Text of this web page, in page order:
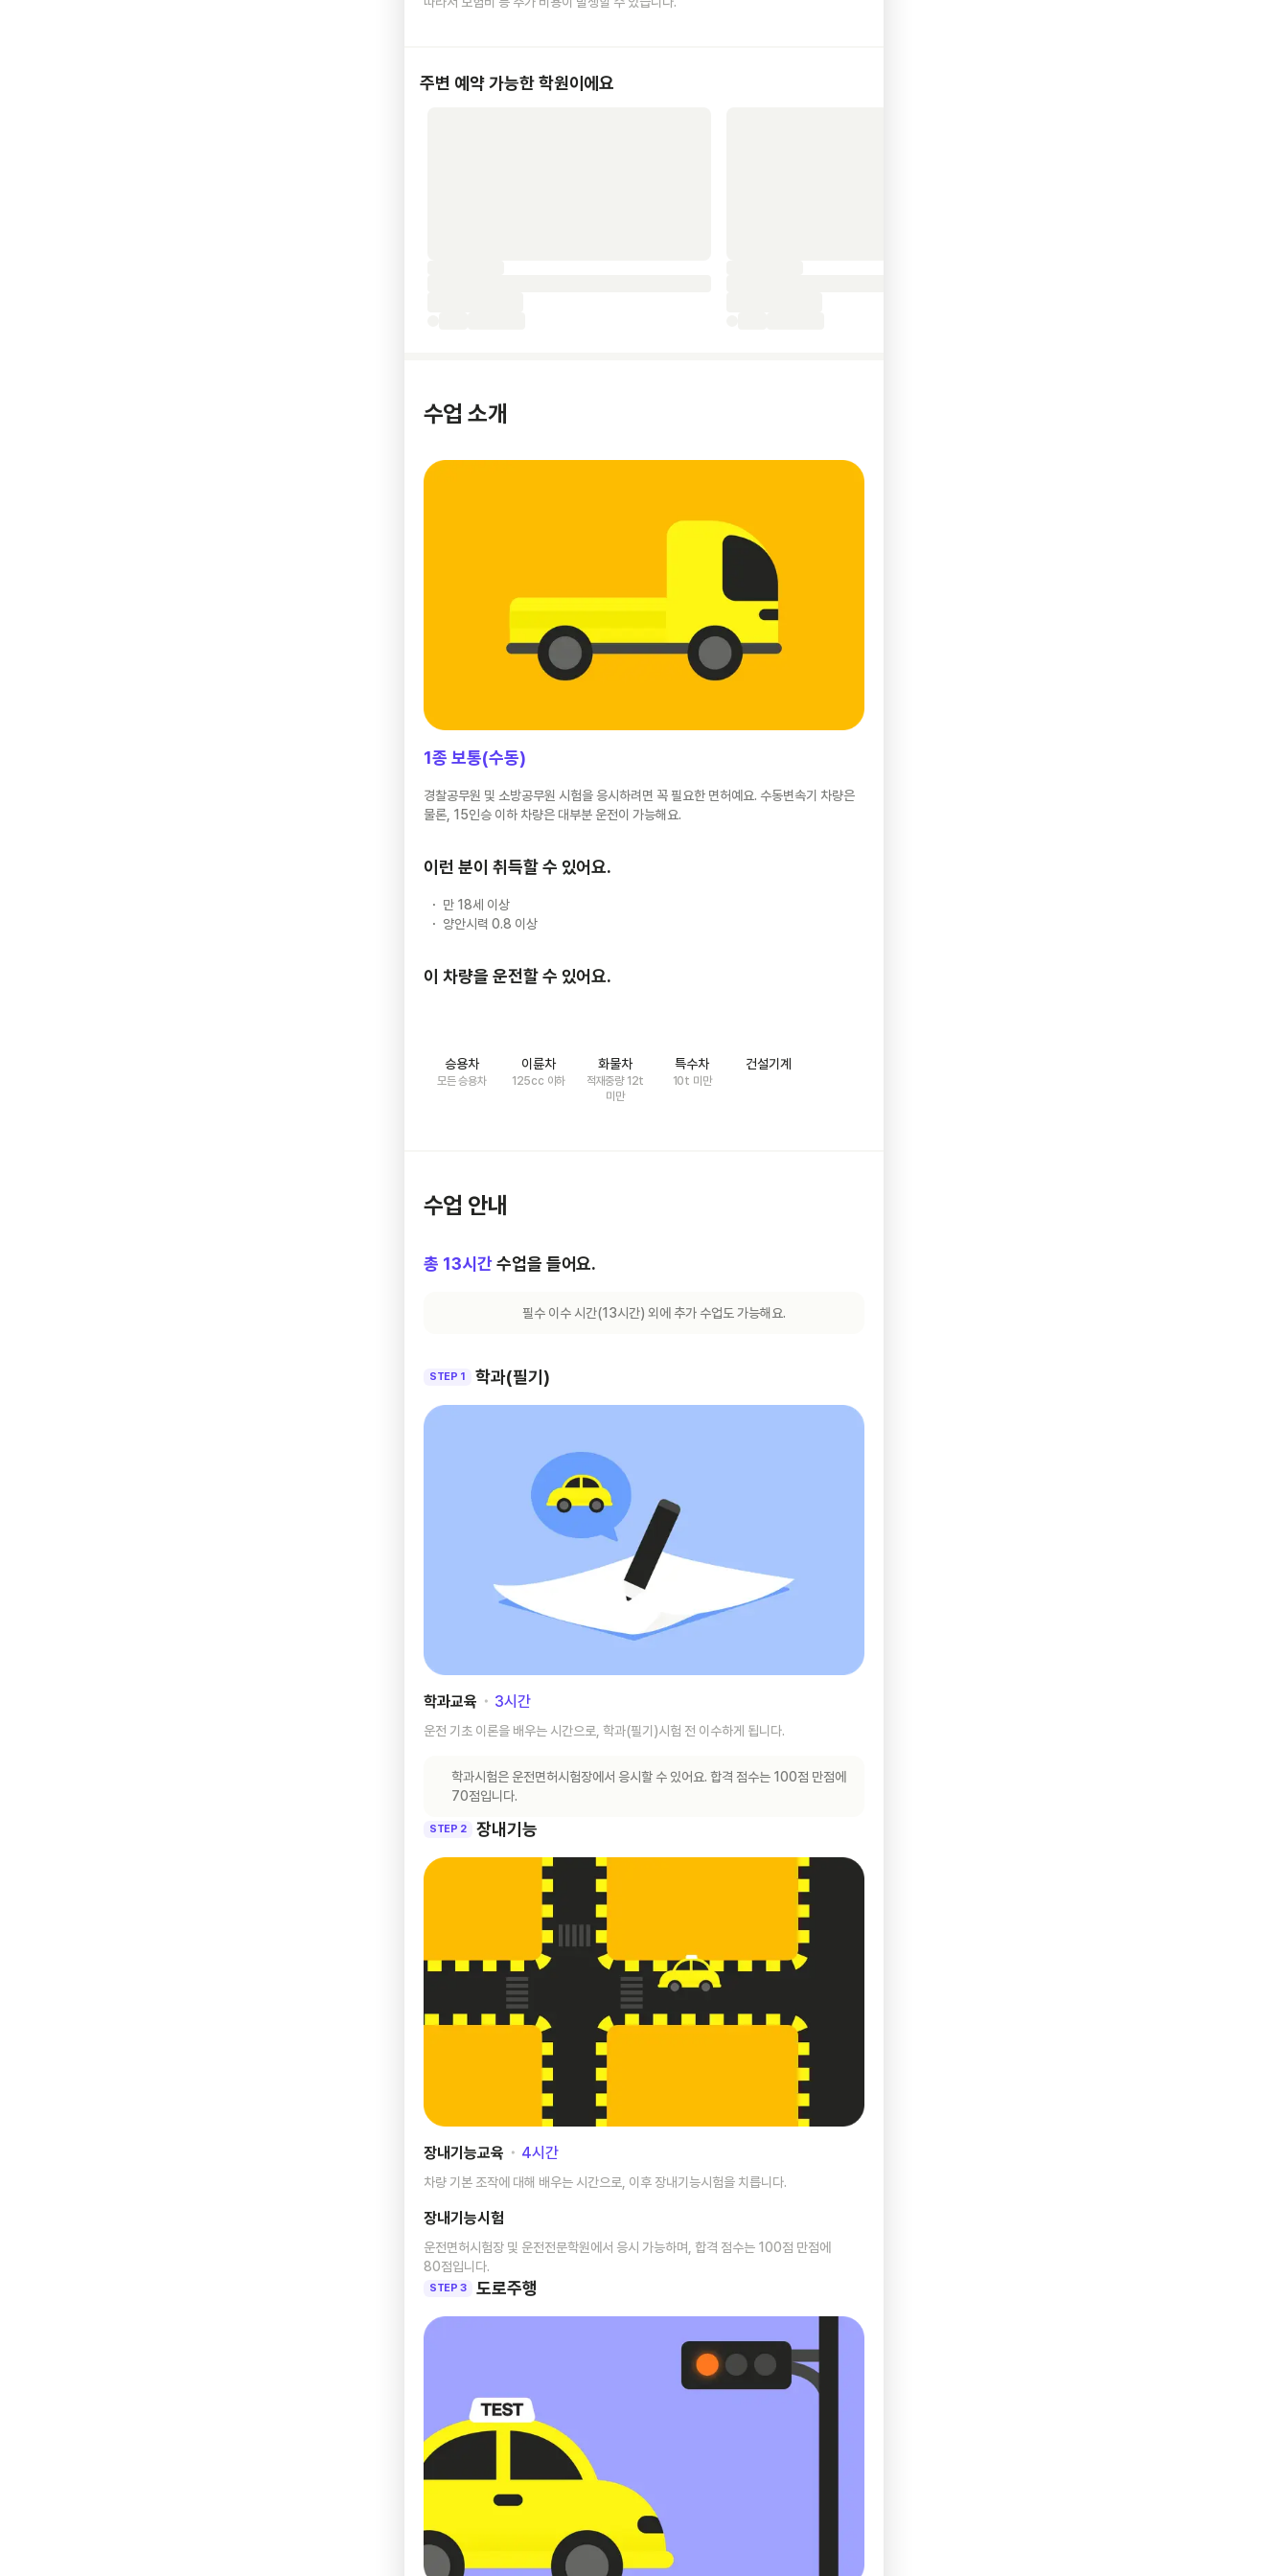
주변 예약 가능한 학원이에요
수업 소개
1종 보통(수동)
경찰공무원 및 소방공무원 시험을 응시하려면 꼭 필요한 면허예요. 수동변속기 차량은
물론, 15인승 이하 차량은 대부분 운전이 가능해요.
이런 분이 취득할 수 있어요.
만 18세 이상
양안시력 0.8 이상
이 차량을 운전할 수 있어요.
승용차
모든 승용차
이륜차
125cc 이하
화물차
적재중량 12t
미만
특수차
10t 미만
건설기계
수업 안내
총 13시간 수업을 들어요.
필수 이수 시간(13시간) 외에 추가 수업도 가능해요.
STEP 1 학과(필기)
학과교육 ･ 3시간
운전 기초 이론을 배우는 시간으로, 학과(필기)시험 전 이수하게 됩니다.
학과시험은 운전면허시험장에서 응시할 수 있어요. 합격 점수는 100점 만점에
70점입니다.
STEP 2 장내기능
장내기능교육 ･ 4시간
차량 기본 조작에 대해 배우는 시간으로, 이후 장내기능시험을 치릅니다.
장내기능시험
운전면허시험장 및 운전전문학원에서 응시 가능하며, 합격 점수는 100점 만점에
80점입니다.
STEP 3 도로주행